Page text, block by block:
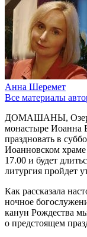
Анна Шеремет
Все материалы
ДОМАШАНЫ,
монастыре Иоанна
праздновать в
Иоанновском
17.00 и будет
литургия пройдет
Как рассказала
ночное
канун Рождества
о предстоящем